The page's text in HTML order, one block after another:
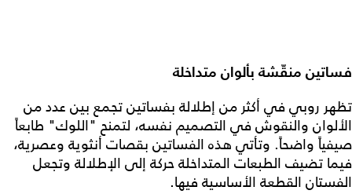
فساتين منقّشة بألوان متداخلة
تظهر روبي في أكثر من إطلالة بفساتين تجمع بين عدد من
الألوان والنقوش في التصميم نفسه، لتمنح "اللوك" طابعاً
صيفياً واضحاً. وتأتي هذه الفساتين بقصات أنثوية وعصرية،
فيما تضيف الطبعات المتداخلة حركة إلى الإطلالة وتجعل
الفستان القطعة الأساسية فيها.